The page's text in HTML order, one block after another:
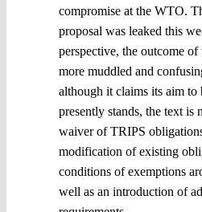
compromise at the WTO.
proposal was leaked this
perspective, the outcome
more muddled and
although it claims its aim to
presently stands, the text is
waiver of TRIPS
modification of existing
conditions of exemptions
well as an introduction of